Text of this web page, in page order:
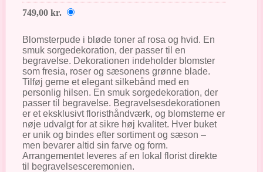
749,00 kr.
Blomsterpude i bløde toner af rosa og hvid. En
smuk sorgedekoration, der passer til en
begravelse. Dekorationen indeholder blomster
som fresia, roser og sæsonens grønne blade.
Tilføj gerne et elegant silkebånd med en
personlig hilsen. En smuk sorgedekoration, der
passer til begravelse. Begravelsesdekorationen
er et eksklusivt floristhåndværk, og blomsterne er
nøje udvalgt for at sikre høj kvalitet. Hver buket
er unik og bindes efter sortiment og sæson –
men bevarer altid sin farve og form.
Arrangementet leveres af en lokal florist direkte
til begravelsesceremonien.